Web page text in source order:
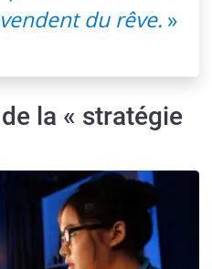
du rêve. »
la « stratégie